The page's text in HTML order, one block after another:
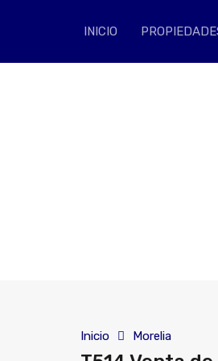
INICIO
Inicio Morelia